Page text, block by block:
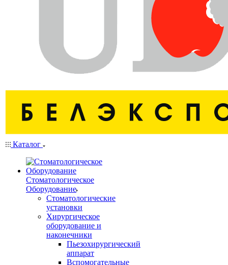
Каталог
Стоматологическое
Оборудование
Стоматологические
установки
Хирургическое
оборудование и
наконечники
Пьезохирургический
аппарат
Вспомогательные